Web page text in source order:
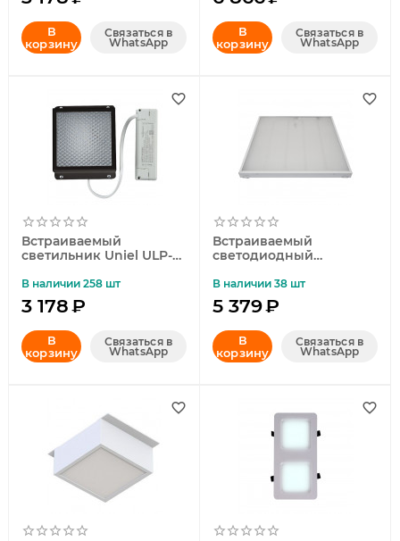
White
В
корзину
Связаться в
WhatsApp
Grilyato White
В
корзину
Связаться в
WhatsApp
Встраиваемый
светильник Uniel ULP-
GRILYATO BLACK UL-
00010709
В наличии 258 шт
3 178₽
В
корзину
Связаться в
WhatsApp
Встраиваемый
светодиодный
00005199) Uniel ULP-
6060 40W/5000К IP40
Grilyato White
В наличии 38 шт
5 379₽
В
корзину
Связаться в
WhatsApp